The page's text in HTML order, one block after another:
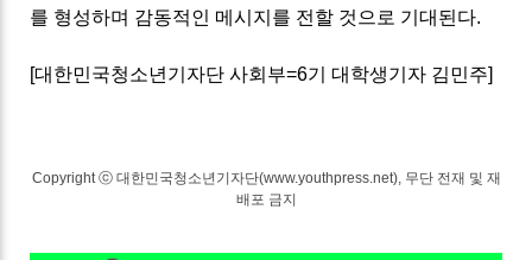
를 형성하며 감동적인 메시지를 전할 것으로 기대된다.
[대한민국청소년기자단 사회부=6기 대학생기자 김민주]
Copyright ⓒ 대한민국청소년기자단(www.youthpress.net), 무단 전재 및 재
배포 금지